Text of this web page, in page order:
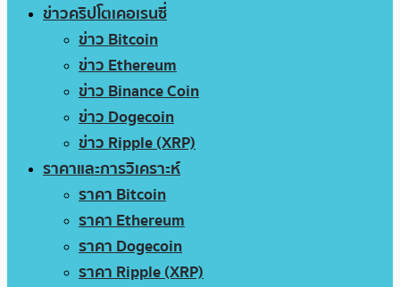
ข่าวคริปโตเคอเรนซี่
ข่าว Bitcoin
ข่าว Ethereum
ข่าว Binance Coin
ข่าว Dogecoin
ข่าว Ripple (XRP)
ราคาและการวิเคราะห์
ราคา Bitcoin
ราคา Ethereum
ราคา Dogecoin
ราคา Ripple (XRP)